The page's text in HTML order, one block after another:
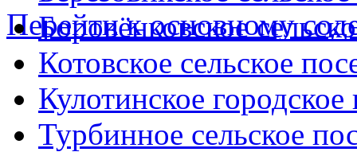
Перейти к основному
Боровёнковское
Котовское сельское
Кулотинское городское
Турбинное сельское